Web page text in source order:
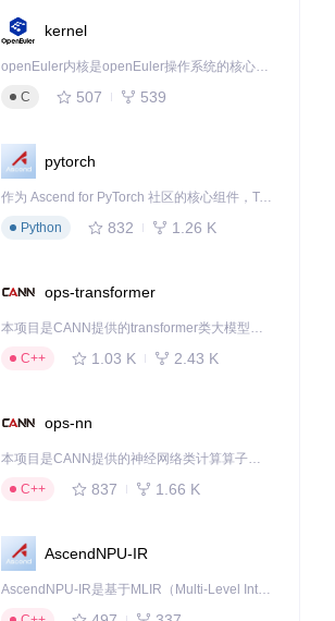
kernel
openEuler内核是openEuler操作系统的核心，既是系统性能与稳定性的基石，也是连接处理器、设备与服务的桥梁。
C
507 539
pytorch
作为 Ascend for PyTorch 社区的核心组件，TorchNPU 是昇腾专为 PyTorch 打造的深度学习适配插件，使 PyTorch 框架能够直接调用昇腾 NPU，为开发者提供昇腾 AI 处理器的超强算力。
Python
832 1.26 K
ops-transformer
本项目是CANN提供的transformer类大模型算子库，实现网络在NPU上加速计算。
C++
1.03 K 2.43 K
ops-nn
本项目是CANN提供的神经网络类计算算子库，实现网络在NPU上加速计算。
C++
837 1.66 K
AscendNPU-IR
AscendNPU-IR是基于MLIR（Multi-Level Intermediate Representation）构建的，面向昇腾亲和算子编译时使用的中间表示，提供昇腾完备表达能力，通过编译优化提升昇腾AI处理器计算效率，支持通过生态框架使能昇腾AI处理器与深度调优